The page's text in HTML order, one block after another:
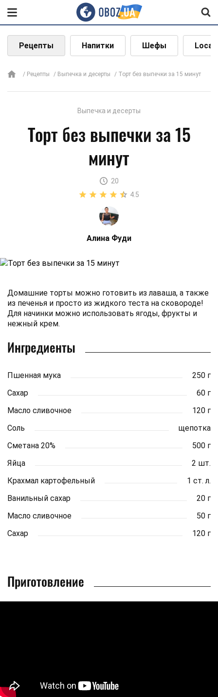
Рецепты Напитки Шефы Local
Рецепты Выпечка и десерты Торт без выпечки за 15 минут
Выпечка и десерты
Торт без выпечки за 15
минут
20
4.5
Алина Фуди
Домашние торты можно готовить из лаваша, а также
из печенья и просто из жидкого теста на сковороде!
Для начинки можно использовать ягоды, фрукты и
нежный крем.
Ингредиенты
Пшенная мука
250 г
Сахар
60 г
Масло сливочное
120 г
Соль
щепотка
Сметана 20%
500 г
Яйца
2 шт.
Крахмал картофельный
1 ст. л.
Ванильный сахар
20 г
Масло сливочное
50 г
Сахар
120 г
Приготовление